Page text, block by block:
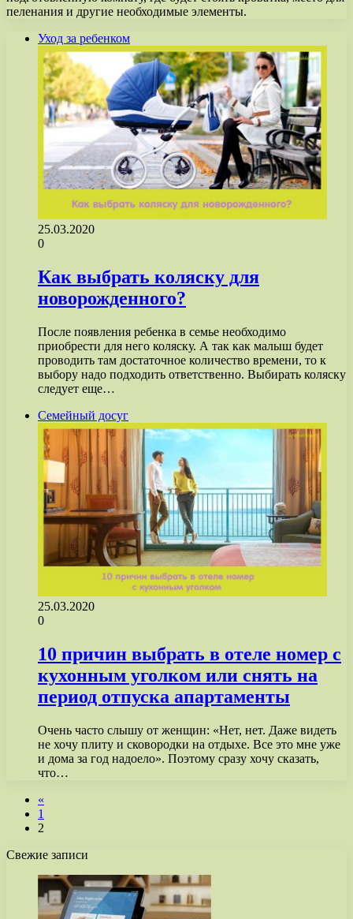
пеленания и другие необходимые элементы.
Уход за ребенком
25.03.2020
0
Как выбрать коляску для
новорожденного?
После появления ребенка в семье необходимо
приобрести для него коляску. А так как малыш будет
проводить там достаточное количество времени, то к
выбору надо подходить ответственно. Выбирать коляску
следует еще…
Семейный досуг
25.03.2020
0
10 причин выбрать в отеле номер с
кухонным уголком или снять на
период отпуска апартаменты
Очень часто слышу от женщин: «Нет, нет. Даже видеть
не хочу плиту и сковородки на отдыхе. Все это мне уже
и дома за год надоело». Поэтому сразу хочу сказать,
что…
«
1
2
Свежие записи